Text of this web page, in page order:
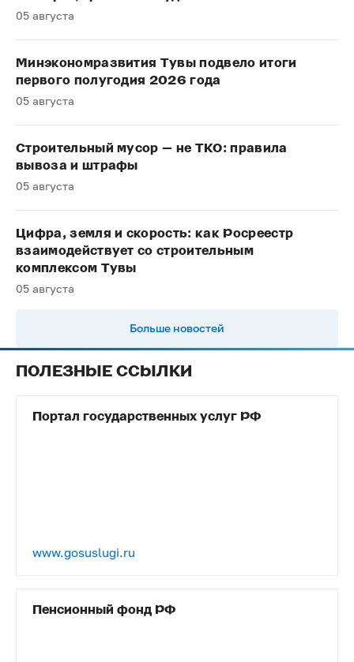
05 августа
Минэкономразвития Тувы подвело итоги
первого полугодия 2026 года
05 августа
Строительный мусор — не ТКО: правила
вывоза и штрафы
05 августа
Цифра, земля и скорость: как Росреестр
взаимодействует со строительным
комплексом Тувы
05 августа
Больше новостей
ПОЛЕЗНЫЕ ССЫЛКИ
Портал государственных услуг РФ
www.gosuslugi.ru
Пенсионный фонд РФ